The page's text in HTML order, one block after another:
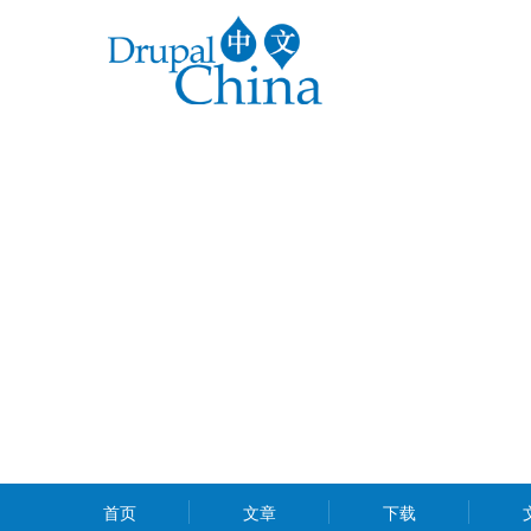
MENU
首页 文章 下载